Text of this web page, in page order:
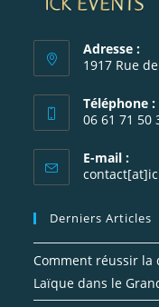
Adresse :
1917 Rue
Téléphone :
06 61 71 50
dans
votre
E-mail :
Derniers Articles
Comment réussir la
Laïque dans le